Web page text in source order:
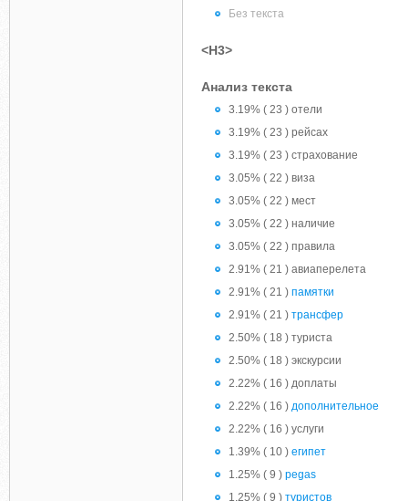
Без текста
<H3>
Анализ текста
3.19% ( 23 ) отели
3.19% ( 23 ) рейсах
3.19% ( 23 ) страхование
3.05% ( 22 ) виза
3.05% ( 22 ) мест
3.05% ( 22 ) наличие
3.05% ( 22 ) правила
2.91% ( 21 ) авиаперелета
2.91% ( 21 ) памятки
2.91% ( 21 ) трансфер
2.50% ( 18 ) туриста
2.50% ( 18 ) экскурсии
2.22% ( 16 ) доплаты
2.22% ( 16 ) дополнительное
2.22% ( 16 ) услуги
1.39% ( 10 ) египет
1.25% ( 9 ) pegas
1.25% ( 9 ) туристов